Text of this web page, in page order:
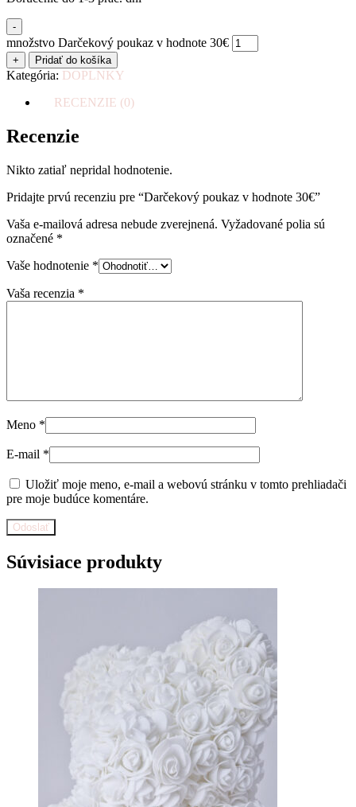
-
množstvo Darčekový poukaz v hodnote 30€
+ Pridať do košíka
Kategória: DOPLNKY
RECENZIE (0)
Recenzie
Nikto zatiaľ nepridal hodnotenie.
Pridajte prvú recenziu pre “Darčekový poukaz v hodnote 30€”
Vaša e-mailová adresa nebude zverejnená. Vyžadované polia sú
označené *
Vaše hodnotenie *
Vaša recenzia *
Meno *
E-mail *
Uložiť moje meno, e-mail a webovú stránku v tomto prehliadači
pre moje budúce komentáre.
Súvisiace produkty